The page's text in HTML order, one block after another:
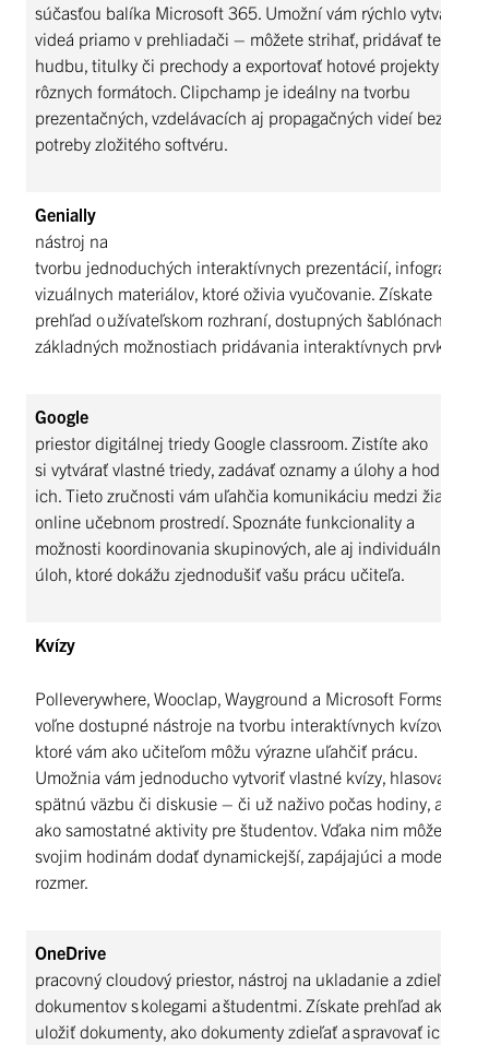
súčasťou balíka Microsoft 365. Umožní vám rýchlo vytvárať
videá priamo v prehliadači – môžete strihať, pridávať text,
hudbu, titulky či prechody a exportovať hotové projekty v
rôznych formátoch. Clipchamp je ideálny na tvorbu
prezentačných, vzdelávacích aj propagačných videí bez
potreby zložitého softvéru.
Genially
nástroj na
tvorbu jednoduchých interaktívnych prezentácií, infografiky a
vizuálnych materiálov, ktoré oživia vyučovanie. Získate
prehľad o užívateľskom rozhraní, dostupných šablónach a
základných možnostiach pridávania interaktívnych prvkov.
Google
priestor digitálnej triedy Google classroom. Zistíte ako
si vytvárať vlastné triedy, zadávať oznamy a úlohy a hodnotiť
ich. Tieto zručnosti vám uľahčia komunikáciu medzi žiakmi v
online učebnom prostredí. Spoznáte funkcionality a
možnosti koordinovania skupinových, ale aj individuálnych
úloh, ktoré dokážu zjednodušiť vašu prácu učiteľa.
Kvízy
Polleverywhere, Wooclap, Wayground a Microsoft Forms sú
voľne dostupné nástroje na tvorbu interaktívnych kvízov,
ktoré vám ako učiteľom môžu výrazne uľahčiť prácu.
Umožnia vám jednoducho vytvoriť vlastné kvízy, hlasovania,
spätnú väzbu či diskusie – či už naživo počas hodiny, alebo
ako samostatné aktivity pre študentov. Vďaka nim môžete
svojim hodinám dodať dynamickejší, zapájajúci a modernejší
rozmer.
OneDrive
pracovný cloudový priestor, nástroj na ukladanie a zdieľanie
dokumentov s kolegami a študentmi. Získate prehľad ako si
uložiť dokumenty, ako dokumenty zdieľať a spravovať ich